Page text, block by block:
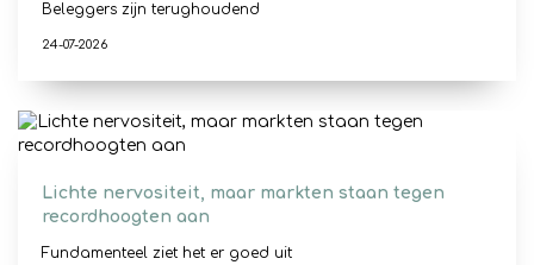
Beleggers zijn terughoudend
24-07-2026
Lichte nervositeit, maar markten staan tegen
recordhoogten aan
Fundamenteel ziet het er goed uit